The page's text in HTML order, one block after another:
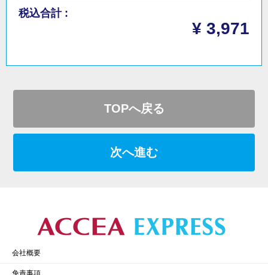
税込合計 :
¥ 3,971
TOPへ戻る
次へ進む
会社概要
免責事項